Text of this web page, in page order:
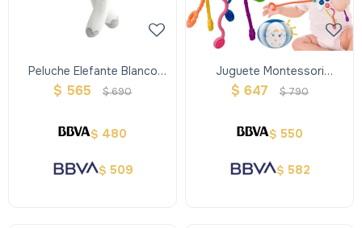
Peluche Elefante Blanco
Patas Largas
$ 565 $690
$ 480
$ 509
Juguete Montessori
Sensorial De Silicona,
$ 647 $790
$ 550
$ 582